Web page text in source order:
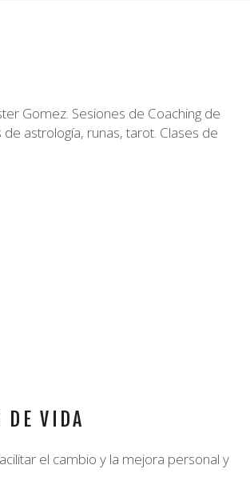
Gomez. Sesiones de Coaching de
de astrología, runas, tarot. Clases de
DE VIDA
el cambio y la mejora personal y